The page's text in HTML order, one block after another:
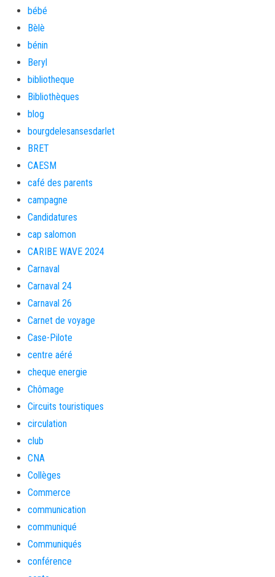
bébé
Bèlè
bénin
Beryl
bibliotheque
Bibliothèques
blog
bourgdelesansesdarlet
BRET
CAESM
café des parents
campagne
Candidatures
cap salomon
CARIBE WAVE 2024
Carnaval
Carnaval 24
Carnaval 26
Carnet de voyage
Case-Pilote
centre aéré
cheque energie
Chômage
Circuits touristiques
circulation
club
CNA
Collèges
Commerce
communication
communiqué
Communiqués
conférence